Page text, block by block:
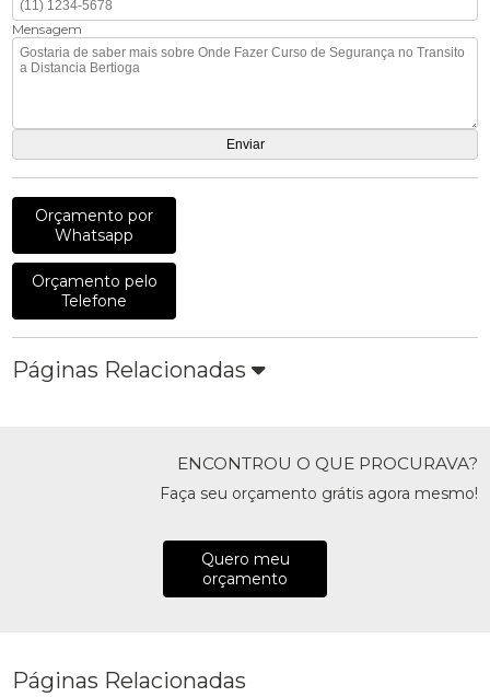
Mensagem
Orçamento por
Whatsapp
Orçamento pelo
Telefone
Páginas Relacionadas
ENCONTROU O QUE PROCURAVA?
Faça seu orçamento grátis agora mesmo!
Quero meu
orçamento
Páginas Relacionadas